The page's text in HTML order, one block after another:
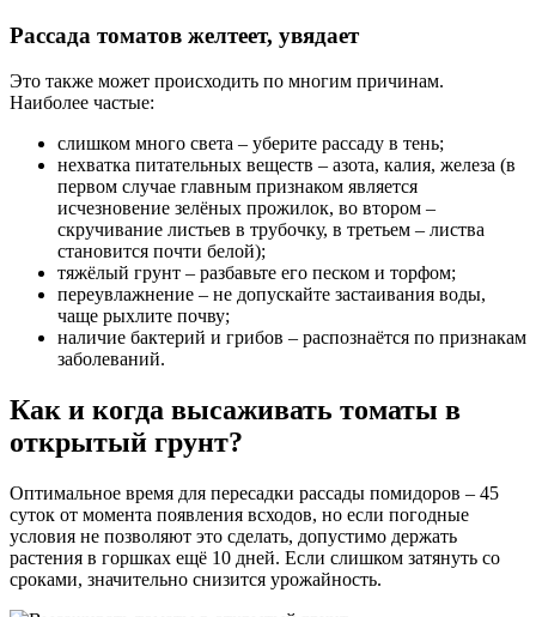
Рассада томатов желтеет, увядает
Это также может происходить по многим причинам.
Наиболее частые:
слишком много света – уберите рассаду в тень;
нехватка питательных веществ – азота, калия, железа (в
первом случае главным признаком является
исчезновение зелёных прожилок, во втором –
скручивание листьев в трубочку, в третьем – листва
становится почти белой);
тяжёлый грунт – разбавьте его песком и торфом;
переувлажнение – не допускайте застаивания воды,
чаще рыхлите почву;
наличие бактерий и грибов – распознаётся по признакам
заболеваний.
Как и когда высаживать томаты в
открытый грунт?
Оптимальное время для пересадки рассады помидоров – 45
суток от момента появления всходов, но если погодные
условия не позволяют это сделать, допустимо держать
растения в горшках ещё 10 дней. Если слишком затянуть со
сроками, значительно снизится урожайность.